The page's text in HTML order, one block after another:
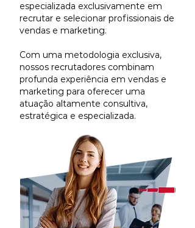
especializada exclusivamente em
recrutar e selecionar profissionais de
vendas e marketing.
Com uma metodologia exclusiva,
nossos recrutadores combinam
profunda experiência em vendas e
marketing para oferecer uma
atuação altamente consultiva,
estratégica e especializada.